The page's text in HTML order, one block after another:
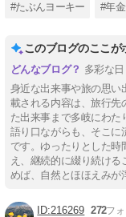
#たぶんヨーキー #年
このブログのここが
多彩な
身近な出来事や旅の思い
載される内容は、旅行先
た出来事まで多岐にわた
語り口ながらも、そこに
です。ゆったりとした時
え、継続的に綴り続け
めば、自然とほほえみが
216269 272